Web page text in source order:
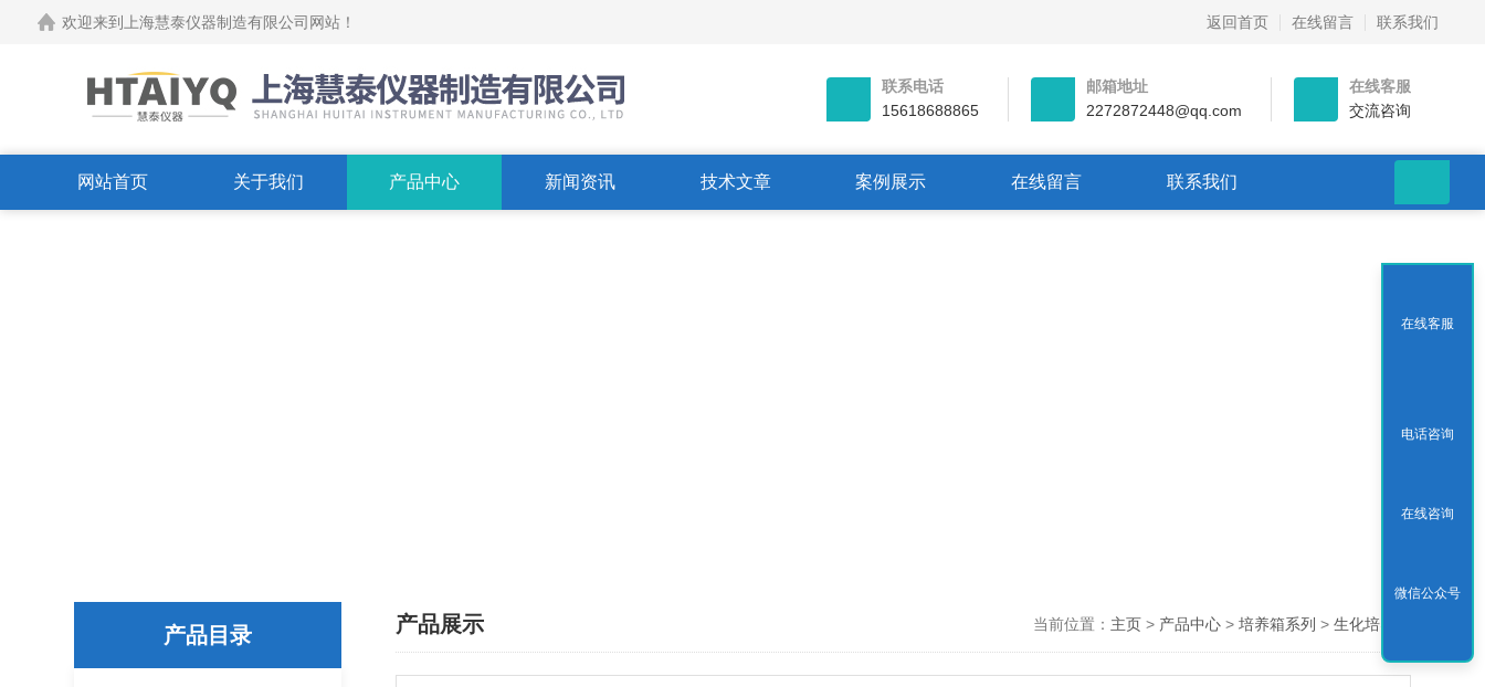
欢迎来到上海慧泰仪器制造有限公司网站！ 返回首页 在线留言 联系我们
联系电话
15618688865
邮箱地址
2272872448@qq.com
在线客服
交流咨询
网站首页 关于我们 产品中心 新闻资讯 技术文章 案例展示 在线留言 联系我们
产品目录 产品展示 当前位置： 主页 > 产品中心 > 培养箱系列 > 生化培养箱
在线客服
电话咨询
在线咨询
微信公众号